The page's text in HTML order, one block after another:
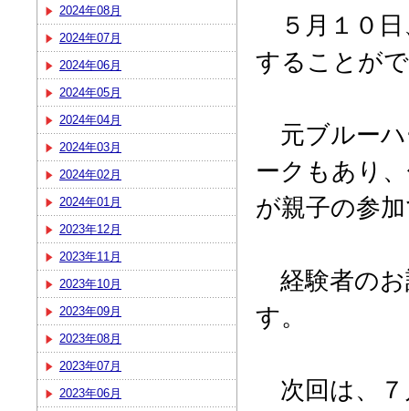
2024年08月
2024年07月
2024年06月
2024年05月
2024年04月
2024年03月
2024年02月
2024年01月
2023年12月
2023年11月
2023年10月
2023年09月
2023年08月
2023年07月
2023年06月
５月１０日
することが
元ブルーハ
ークもあり
が親子の参
経験者のお
す。
次回は、７